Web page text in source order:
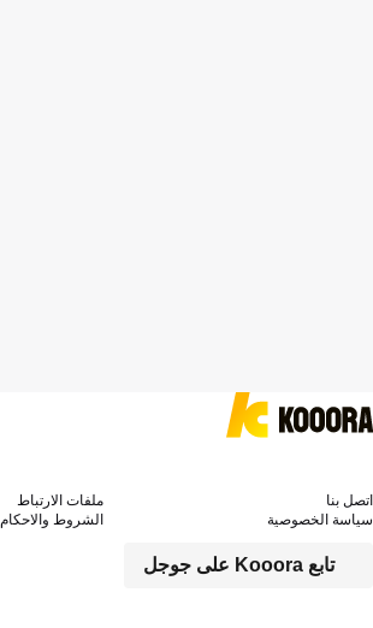
تابع Kooora على جوجل
اتصل بنا
ملفات الارتباط
سياسة الخصوصية
الشروط والاحكام